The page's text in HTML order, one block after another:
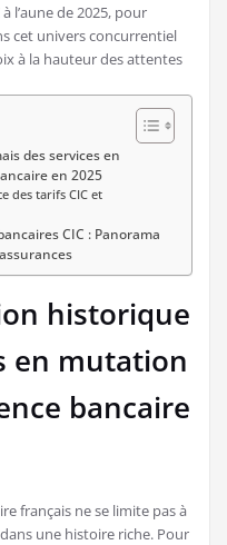
l’aune de 2025, pour
cet univers concurrentiel
à la hauteur des attentes
des services en
en 2025
des tarifs CIC et
CIC : Panorama
historique
en mutation
bancaire
français ne se limite pas à
une histoire riche. Pour